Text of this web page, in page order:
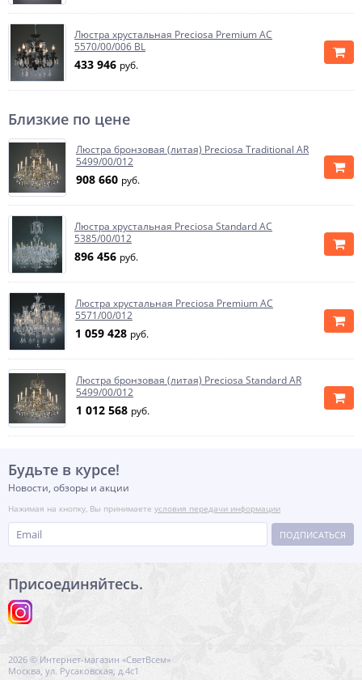
Люстра хрустальная Preciosa Premium AC
5570/00/006 BL
433 946 руб.
Близкие по цене
Люстра бронзовая (литая) Preciosa Traditional AR
5499/00/012
908 660 руб.
Люстра хрустальная Preciosa Standard AC
5385/00/012
896 456 руб.
Люстра хрустальная Preciosa Premium AC
5571/00/012
1 059 428 руб.
Люстра бронзовая (литая) Preciosa Standard AR
5499/00/012
1 012 568 руб.
Будьте в курсе!
Новости, обзоры и акции
Нажимая на кнопку, Вы принимаете условия передачи информации
ПОДПИСАТЬСЯ
Присоединяйтесь.
2026 © Интернет-магазин «СветВсем»
Москва, ул. Русаковская, д.4с1